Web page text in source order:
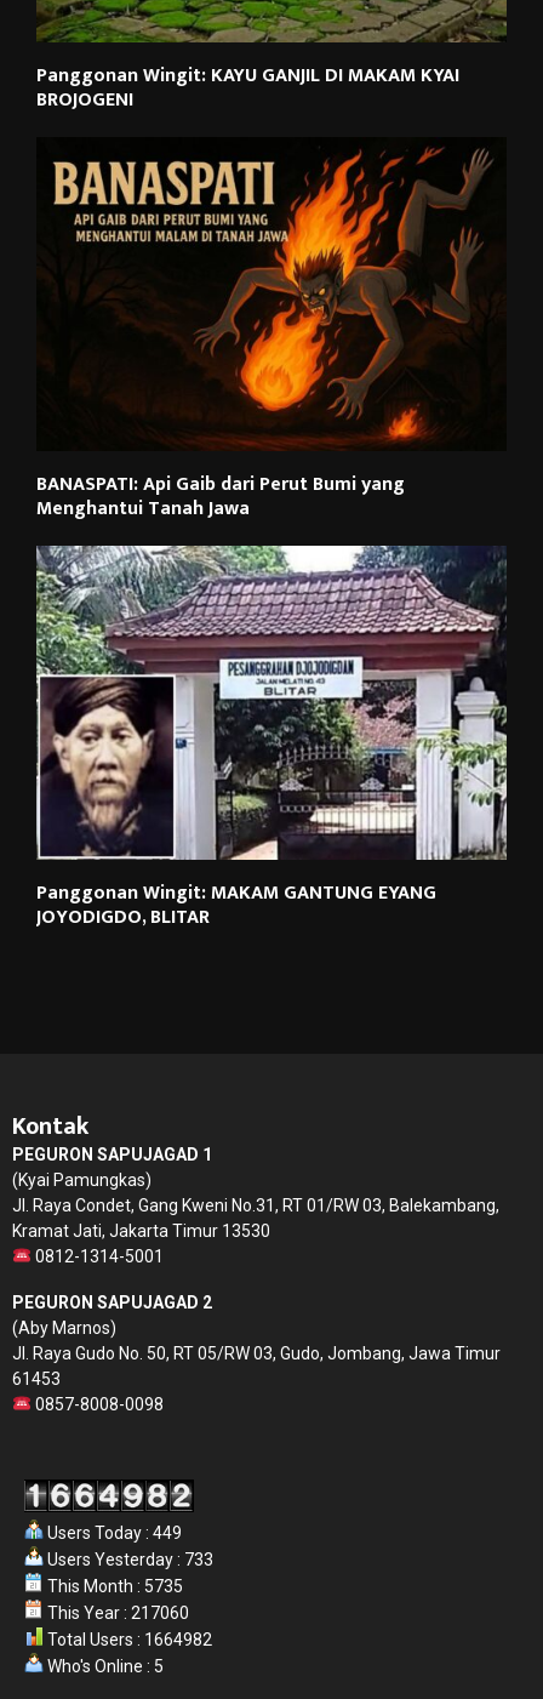
Panggonan Wingit: KAYU GANJIL DI MAKAM KYAI
BROJOGENI
BANASPATI: Api Gaib dari Perut Bumi yang
Menghantui Tanah Jawa
Panggonan Wingit: MAKAM GANTUNG EYANG
JOYODIGDO, BLITAR
Kontak
PEGURON SAPUJAGAD 1
(Kyai Pamungkas)
Jl. Raya Condet, Gang Kweni No.31, RT 01/RW 03, Balekambang,
Kramat Jati, Jakarta Timur 13530
0812-1314-5001
PEGURON SAPUJAGAD 2
(Aby Marnos)
Jl. Raya Gudo No. 50, RT 05/RW 03, Gudo, Jombang, Jawa Timur
61453
0857-8008-0098
Users Today : 449
Users Yesterday : 733
This Month : 5735
This Year : 217060
Total Users : 1664982
Who's Online : 5